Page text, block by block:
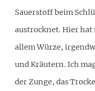
Sauerstoff beim
austrocknet. Hier hat
allem Würze,
und Kräutern. Ich
der Zunge, das